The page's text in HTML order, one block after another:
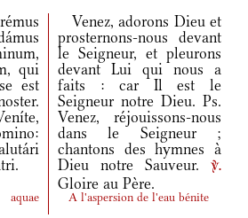
qui
est
Venez, adorons Dieu et
prosternons-nous devant
le Seigneur, et pleurons
devant Lui qui nous a
faits : car Il est le
Seigneur notre Dieu. Ps.
Venez, réjouissons-nous
dans le Seigneur ;
chantons des hymnes à
Dieu notre Sauveur.
v.
Gloire au Père.
A l'aspersion de l'eau bénite